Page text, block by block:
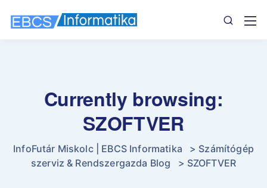
Currently browsing:
SZOFTVER
InfoFutár Miskolc | EBCS Informatika > Számítógép
szerviz & Rendszergazda Blog
> SZOFTVER